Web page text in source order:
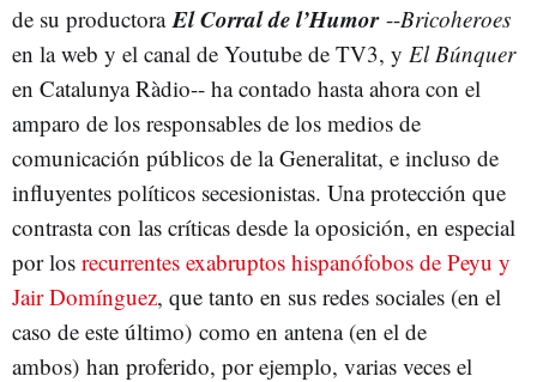
de su productoraEl Corral de l’Humor --Bricoheroes
en la web y el canal de Youtube de TV3, y El Búnquer
en Catalunya Ràdio-- ha contado hasta ahora con el
amparo de los responsables de los medios de
comunicación públicos de la Generalitat, e incluso de
influyentes políticos secesionistas. Una protección que
contrasta con las críticas desde la oposición, en especial
por los recurrentes exabruptos hispanófobos de Peyu y
Jair Domínguez, que tanto en sus redes sociales (en el
caso de este último) como en antena (en el de
ambos) han proferido, por ejemplo, varias veces el